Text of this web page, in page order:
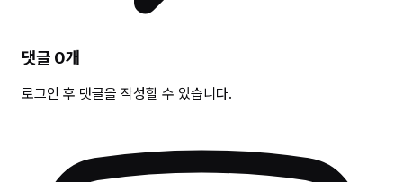
댓글 0개
로그인 후 댓글을 작성할 수 있습니다.